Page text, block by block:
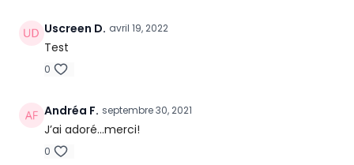
Uscreen D. avril 19, 2022
Test
0
Andréa F. septembre 30, 2021
J’ai adoré…merci!
0